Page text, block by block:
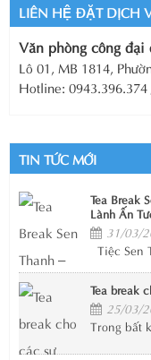
LIÊN HỆ ĐẶT DỊCH
Văn phòng công đại
Lô 01, MB 1814,
Hotline:
TIN TỨC MỚI
Tea Break
Lành Ấn
31/03/
Tiệc Sen
Tea break
25/03/
Trong bất